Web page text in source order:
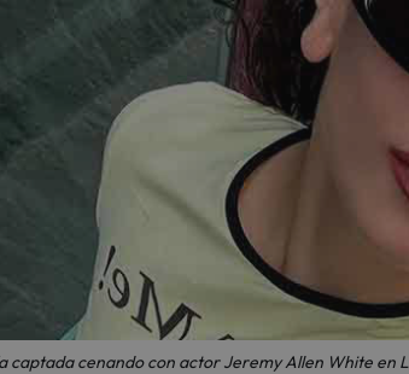
captada cenando con actor Jeremy Allen White en